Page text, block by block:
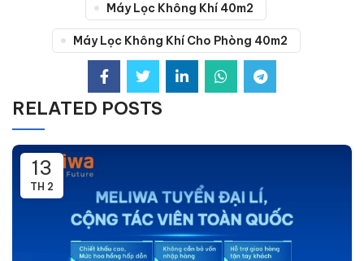
Máy Lọc Không Khí 40m2
Máy Lọc Không Khí Cho Phòng 40m2
RELATED POSTS
13
TH 2